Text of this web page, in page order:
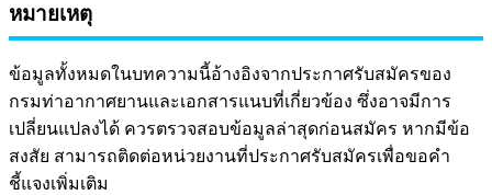
หมายเหตุ
ข้อมูลทั้งหมดในบทความนี้อ้างอิงจากประกาศรับสมัครของ
กรมท่าอากาศยานและเอกสารแนบที่เกี่ยวข้อง ซึ่งอาจมีการ
เปลี่ยนแปลงได้ ควรตรวจสอบข้อมูลล่าสุดก่อนสมัคร หากมีข้อ
สงสัย สามารถติดต่อหน่วยงานที่ประกาศรับสมัครเพื่อขอคำ
ชี้แจงเพิ่มเติม